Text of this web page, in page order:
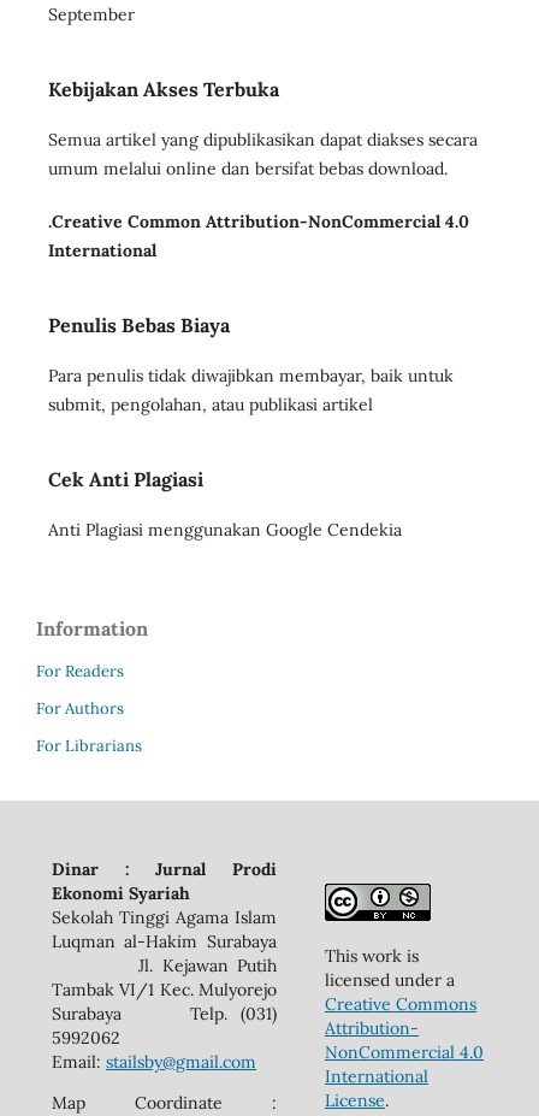
September
Kebijakan Akses Terbuka
Semua artikel yang dipublikasikan dapat diakses secara
umum melalui online dan bersifat bebas download.
.Creative Common Attribution-NonCommercial 4.0
International
Penulis Bebas Biaya
Para penulis tidak diwajibkan membayar, baik untuk
submit, pengolahan, atau publikasi artikel
Cek Anti Plagiasi
Anti Plagiasi menggunakan Google Cendekia
Information
For Readers
For Authors
For Librarians
Dinar : Jurnal Prodi
Ekonomi Syariah
Sekolah Tinggi Agama Islam
Luqman al-Hakim Surabaya
Jl. Kejawan Putih
Tambak VI/1 Kec. Mulyorejo
Surabaya Telp. (031)
5992062
Email: stailsby@gmail.com
Map Coordinate :
This work is
licensed under a
Creative Commons
Attribution-
NonCommercial 4.0
International
License.